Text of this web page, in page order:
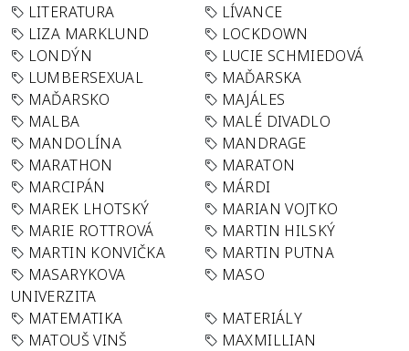
LITERATURA
LÍVANCE
LIZA MARKLUND
LOCKDOWN
LONDÝN
LUCIE SCHMIEDOVÁ
LUMBERSEXUAL
MAĎARSKA
MAĎARSKO
MAJÁLES
MALBA
MALÉ DIVADLO
MANDOLÍNA
MANDRAGE
MARATHON
MARATON
MARCIPÁN
MÁRDI
MAREK LHOTSKÝ
MARIAN VOJTKO
MARIE ROTTROVÁ
MARTIN HILSKÝ
MARTIN KONVIČKA
MARTIN PUTNA
MASARYKOVA
UNIVERZITA
MASO
MATEMATIKA
MATERIÁLY
MATOUŠ VINŠ
MAXMILLIAN